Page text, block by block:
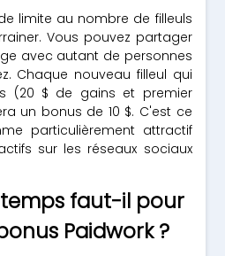
limite au nombre de filleuls
Vous pouvez partager
avec autant de personnes
Chaque nouveau filleul qui
(20 $ de gains et premier
un bonus de 10 $. C'est ce
particulièrement attractif
sur les réseaux sociaux
faut-il pour
Paidwork ?